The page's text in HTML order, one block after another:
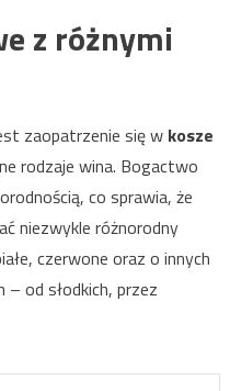
z różnymi
zaopatrzenie się w kosze
rodzaje wina. Bogactwo
co sprawia, że
niezwykle różnorodny
czerwone oraz o innych
– od słodkich, przez